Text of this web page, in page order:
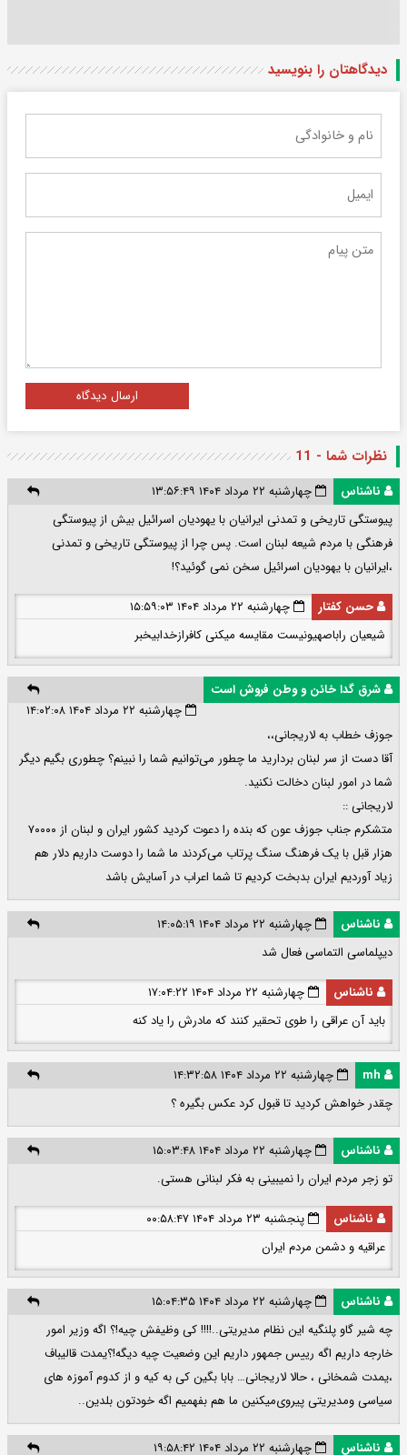
دیدگاهتان را بنویسید
ارسال دیدگاه
نظرات شما - 11
ناشناس
چهارشنبه ۲۲ مرداد ۱۴۰۴ ۱۳:۵۶:۴۹
پیوستگی تاریخی و تمدنی ایرانیان با یهودیان اسرائیل بیش از پیوستگی
فرهنگی با مردم شیعه لبنان است. پس چرا از پیوستگی تاریخی و تمدنی
،ایرانیان با یهودیان اسرائیل سخن نمی گوئید؟!
حسن کفتار
چهارشنبه ۲۲ مرداد ۱۴۰۴ ۱۵:۵۹:۰۳
شیعیان راباصهیونیست مقایسه میکنی کافرازخدابیخبر
شرق گدا خائن و وطن فروش است
چهارشنبه ۲۲ مرداد ۱۴۰۴ ۱۴:۰۲:۰۸
جوزف خطاب به لاریجانی،،
آقا دست از سر لبنان بردارید ما چطور می‌توانیم شما را نبینم؟ چطوری بگیم دیگر
شما در امور لبنان دخالت نکنید.
لاریجانی ::
متشکرم جناب جوزف عون که بنده را دعوت کردید کشور ایران و لبنان از ۷۰۰۰۰
هزار قبل با یک فرهنگ سنگ پرتاب می‌کردند ما شما را دوست داریم دلار هم
زیاد آورديم ایران بدبخت کردیم تا شما اعراب در آسایش باشد
ناشناس
چهارشنبه ۲۲ مرداد ۱۴۰۴ ۱۴:۰۵:۱۹
دیپلماسی التماسی فعال شد
ناشناس
چهارشنبه ۲۲ مرداد ۱۴۰۴ ۱۷:۰۴:۲۲
باید آن عراقی را طوی تحقیر کنند که مادرش را یاد کنه
چهارشنبه ۲۲ مرداد ۱۴۰۴ ۱۴:۳۲:۵۸
چقدر خواهش کردید تا قبول کرد عکس بگیره ؟
ناشناس
چهارشنبه ۲۲ مرداد ۱۴۰۴ ۱۵:۰۳:۴۸
تو زجر مردم ایران را نمیبینی به فکر لبنانی هستی.
ناشناس
پنجشنبه ۲۳ مرداد ۱۴۰۴ ۰۰:۵۸:۴۷
عراقیه و دشمن مردم ایران
ناشناس
چهارشنبه ۲۲ مرداد ۱۴۰۴ ۱۵:۰۴:۳۵
چه شیر گاو پلنگیه این نظام مدیریتی..!!!! کی وظیفش چیه!؟ اگه وزیر امور
خارجه داریم اگه رییس جمهور داریم این وضعیت چیه دیگه!؟یمدت قالیباف
،یمدت شمخانی ، حالا لاریجانی… بابا بگین کی به کیه و از کدوم آموزه های
سیاسی و‌مدیریتی پیروی‌میکنین ما هم بفهمیم اگه خودتون بلدین..
ناشناس
چهارشنبه ۲۲ مرداد ۱۴۰۴ ۱۹:۵۸:۴۲